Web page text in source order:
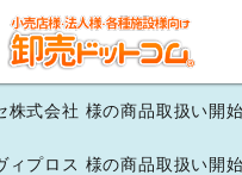
株式会社 様の商品取扱い開
ィプロス 様の商品取扱い開